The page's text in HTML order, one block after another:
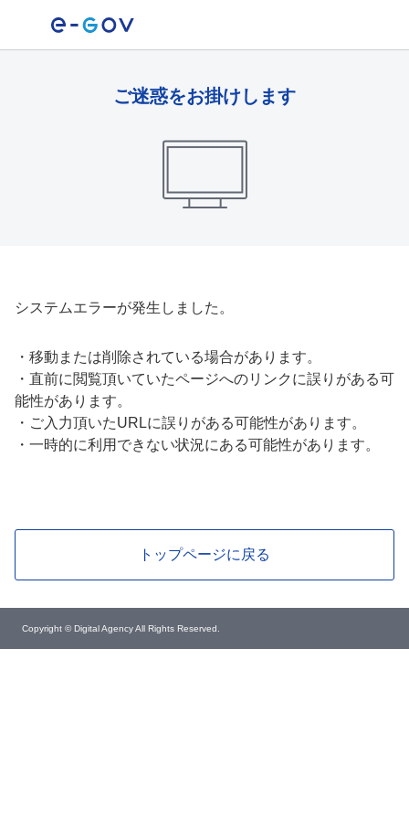
ご迷惑をお掛けします
システムエラーが発生しました。
・ 移動または削除されている場合があります。
・ 直前に閲覧頂いていたページへのリンクに誤りがある可
能性があります。
・ ご入力頂いたURLに誤りがある可能性があります。
・ 一時的に利用できない状況にある可能性があります。
トップページに戻る
Copyright © Digital Agency All Rights Reserved.